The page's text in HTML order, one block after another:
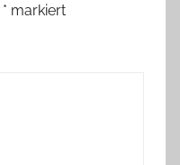
* markiert